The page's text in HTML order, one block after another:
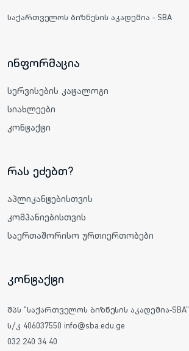
საქართველოს ბიზნესის აკადემია - SBA
ინფორმაცია
სერვისების კატალოგი
სიახლეები
კონტაქტი
რას ეძებთ?
აპლიკანტებისთვის
კომპანიებისთვის
საერთაშორისო ურთიერთობები
კონტაქტი
შპს "საქართველოს ბიზნესის აკადემია-SBA"
ს/კ 406037550 info@sba.edu.ge
032 240 34 40